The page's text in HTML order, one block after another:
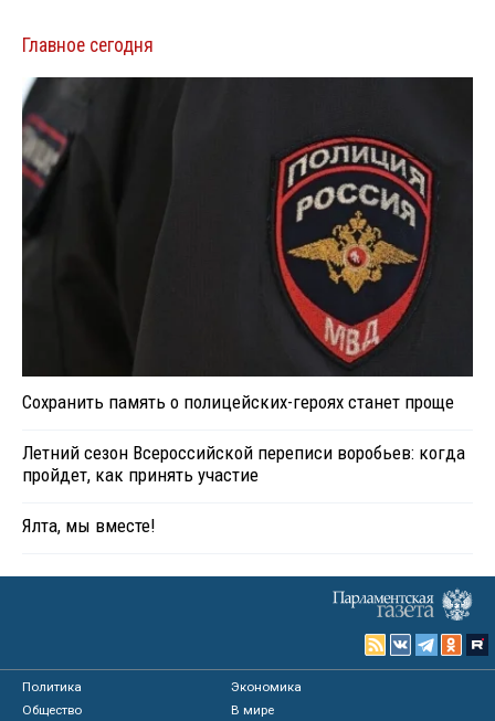
Главное сегодня
Сохранить память о полицейских-героях станет проще
Летний сезон Всероссийской переписи воробьев: когда
пройдет, как принять участие
Ялта, мы вместе!
Политика
Экономика
Общество
В мире